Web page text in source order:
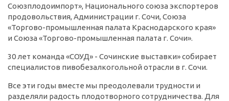
Союзплодоимпорт», Национального союза экспортеров
продовольствия, Администрации г. Сочи, Союза
«Торгово-промышленная палата Краснодарского края»
и Союза «Торгово-промышленная палата г. Сочи».
30 лет команда «СОУД» - Сочинские выставки» собирает
специалистов пивобезалкогольной отрасли в г. Сочи.
Все эти годы вместе мы преодолевали трудности и
разделяли радость плодотворного сотрудничества. Для